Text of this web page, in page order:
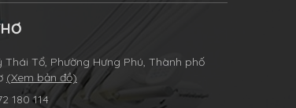
Thái Tổ, Phường Hưng Phú, Thành phố
(Xem bản đồ)
180 114